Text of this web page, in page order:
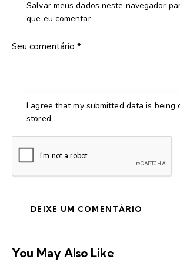
Salvar meus dados neste navegador
que eu comentar.
I agree that my submitted data is being
stored.
You May Also Like